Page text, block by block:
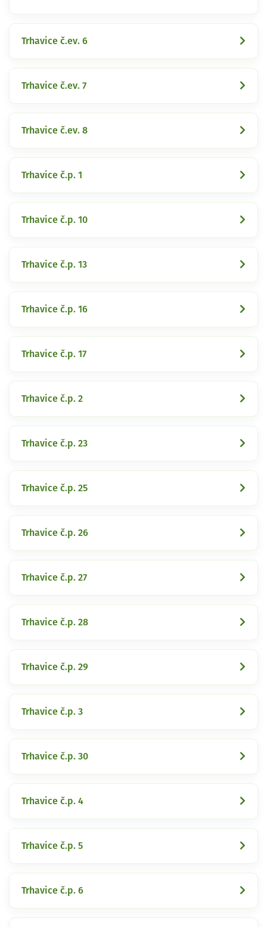
Trhavice č.ev. 6
Trhavice č.ev. 7
Trhavice č.ev. 8
Trhavice č.p. 1
Trhavice č.p. 10
Trhavice č.p. 13
Trhavice č.p. 16
Trhavice č.p. 17
Trhavice č.p. 2
Trhavice č.p. 23
Trhavice č.p. 25
Trhavice č.p. 26
Trhavice č.p. 27
Trhavice č.p. 28
Trhavice č.p. 29
Trhavice č.p. 3
Trhavice č.p. 30
Trhavice č.p. 4
Trhavice č.p. 5
Trhavice č.p. 6